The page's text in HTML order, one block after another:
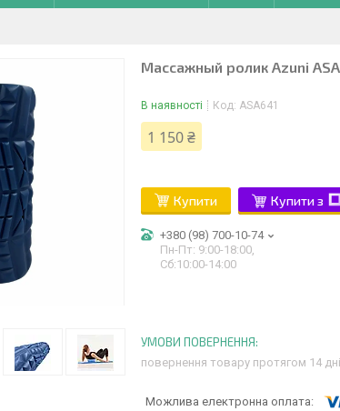
Массажный ролик Azuni
В наявності Код: ASA641
1 150 ₴
Купити Купити з
+380 (98) 700-10-74
Пн-Пт: 9:00-18:00,
Сб:10:00-14:00
повернення товару протягом 14